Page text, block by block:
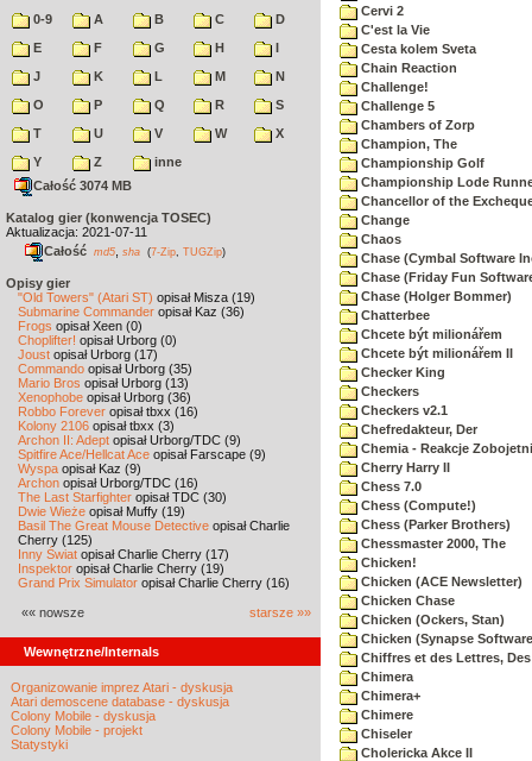
0-9 A B C
D
E
F G H
I
J
K L M
N
O
P Q R
S
T
U V W
X
Y
Z
inne
Całość 3074 MB
Katalog gier (konwencja TOSEC)
Aktualizacja: 2021-07-11
Całość md5 sha (7-Zip TUGZip)
Opisy gier
"Old Towers" (Atari ST) opisał Misza (19)
Submarine Commander opisał Kaz (36)
Frogs opisał Xeen (0)
Choplifter! opisał Urborg (0)
Joust opisał Urborg (17)
Commando opisał Urborg (35)
Mario Bros opisał Urborg (13)
Xenophobe opisał Urborg (36)
Robbo Forever opisał tbxx (16)
Kolony 2106 opisał tbxx (3)
Archon II: Adept opisał Urborg/TDC (9)
Spitfire Ace/Hellcat Ace opisał Farscape (9)
Wyspa opisał Kaz (9)
Archon opisał Urborg/TDC (16)
The Last Starfighter opisał TDC (30)
Dwie Wieże opisał Muffy (19)
Basil The Great Mouse Detective opisał Charlie
Cherry (125)
Inny Świat opisał Charlie Cherry (17)
Inspektor opisał Charlie Cherry (19)
Grand Prix Simulator opisał Charlie Cherry (16)
«« nowsze starsze »»
Wewnętrzne/Internals
Organizowanie imprez Atari - dyskusja
Atari demoscene database - dyskusja
Colony Mobile - dyskusja
Colony Mobile - projekt
Statystyki
Cervi 2
C'est la Vie
Cesta kolem Sveta
Chain Reaction
Challenge!
Challenge 5
Chambers of Zorp
Champion, The
Championship Golf
Championship Lode
Chancellor of the
Change
Chaos
Chase (Cymbal Software
Chase (Friday Fun
Chase (Holger Bommer)
Chatterbee
Chcete být milionářem
Chcete být milionářem II
Checker King
Checkers
Checkers v2.1
Chefredakteur, Der
Chemia - Reakcje
Cherry Harry II
Chess 7.0
Chess (Compute!)
Chess (Parker Brothers)
Chessmaster 2000, The
Chicken!
Chicken (ACE Newsletter)
Chicken Chase
Chicken (Ockers, Stan)
Chicken (Synapse
Chiffres et des Lettres, Des
Chimera
Chimera+
Chimere
Chiseler
Cholericka Akce II